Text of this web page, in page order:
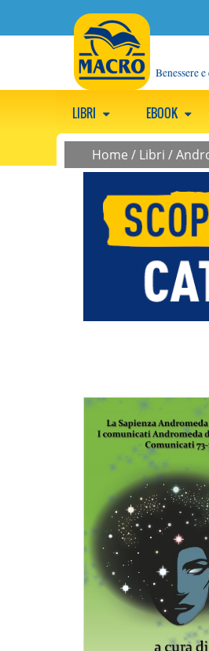
Benessere
LIBRI EBOOK
Home / Libri /